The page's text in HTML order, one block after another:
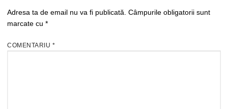
Adresa ta de email nu va fi publicată. Câmpurile obligatorii sunt
marcate cu *
COMENTARIU *